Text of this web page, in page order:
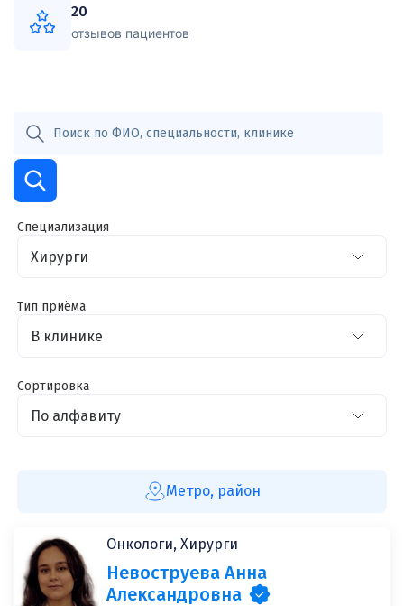
20
отзывов пациентов
Специализация
Тип приёма
Сортировка
Метро, район
Онкологи, Хирурги
Невоструева Анна
Александровна
Я согласен наобработку моих персональных данных